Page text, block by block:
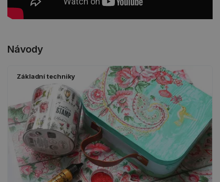
Návody
Základní techniky